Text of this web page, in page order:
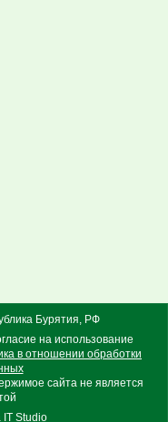
Бурятия, РФ
на использование
в отношении обработки
сайта не является
IT Studio